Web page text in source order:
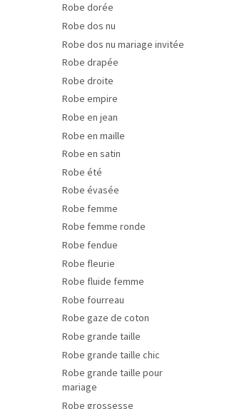
Robe dorée
Robe dos nu
Robe dos nu mariage invitée
Robe drapée
Robe droite
Robe empire
Robe en jean
Robe en maille
Robe en satin
Robe été
Robe évasée
Robe femme
Robe femme ronde
Robe fendue
Robe fleurie
Robe fluide femme
Robe fourreau
Robe gaze de coton
Robe grande taille
Robe grande taille chic
Robe grande taille pour
mariage
Robe grossesse